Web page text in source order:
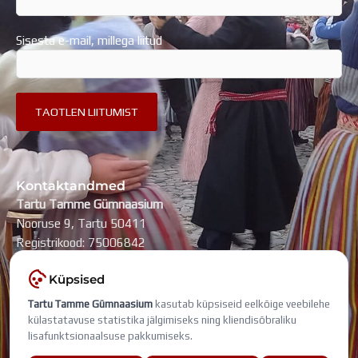
Sisesta e-mail, millega liitud
Kontaktandmed
Tartu Tamme Gümnaasium
Nooruse 9, Tartu 50411
Registrikood: 75006842
KONTAKTID
SearchSearch
Küpsised
Tartu Tamme Gümnaasium kasutab küpsiseid eelkõige veebilehe
külastatavuse statistika jälgimiseks ning kliendisõbraliku
lisafunktsionaalsuse pakkumiseks.